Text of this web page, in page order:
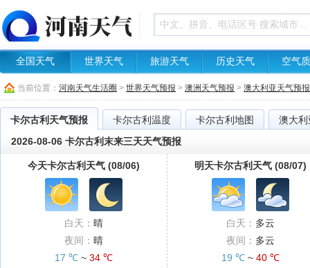
全国天气 世界天气 旅游天气 历史天气 空气
当前位置： 河南天气生活圈 > 世界天气预报 > 澳洲天气预报 > 澳大利亚天气预报
卡尔古利天气预报 卡尔古利温度 卡尔古利地图
澳大
2026-08-06 卡尔古利末来三天天气预报
今天卡尔古利天气 (08/06)
白天： 晴
夜间： 晴
17 ℃ ~ 34 ℃
明天卡尔古利天气 (08/07)
白天： 多云
夜间： 多云
19 ℃ ~ 40 ℃